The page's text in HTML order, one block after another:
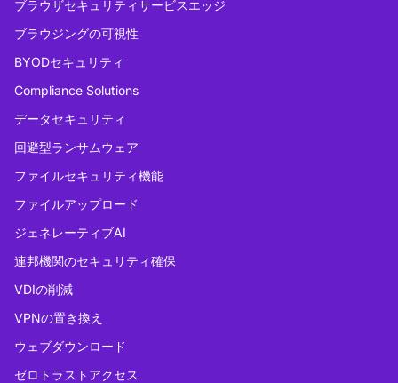
ブラウザセキュリティサービスエッジ
ブラウジングの可視性
BYODセキュリティ
Compliance Solutions
データセキュリティ
回避型ランサムウェア
ファイルセキュリティ機能
ファイルアップロード
ジェネレーティブAI
連邦機関のセキュリティ確保
VDIの削減
VPNの置き換え
ウェブダウンロード
ゼロトラストアクセス